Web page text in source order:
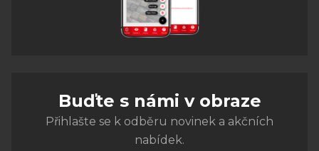
Buďte s námi v obraze
Přihlašte se k odběru novinek a akčních
nabídek.